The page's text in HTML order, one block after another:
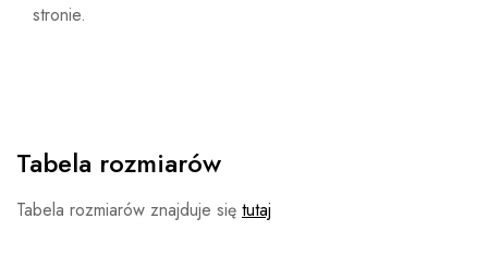
stronie.
Tabela rozmiarów
Tabela rozmiarów znajduje się tutaj